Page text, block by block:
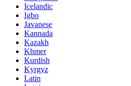
Icelandic
Igbo
Javanese
Kannada
Kazakh
Khmer
Kurdish
Kyrgyz
Latin